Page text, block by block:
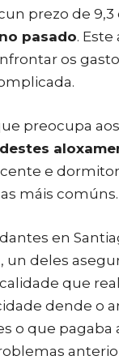
prezo de
pasado.
os
preocupa
e
máis comúns.
en
un deles
que
dende o
o que